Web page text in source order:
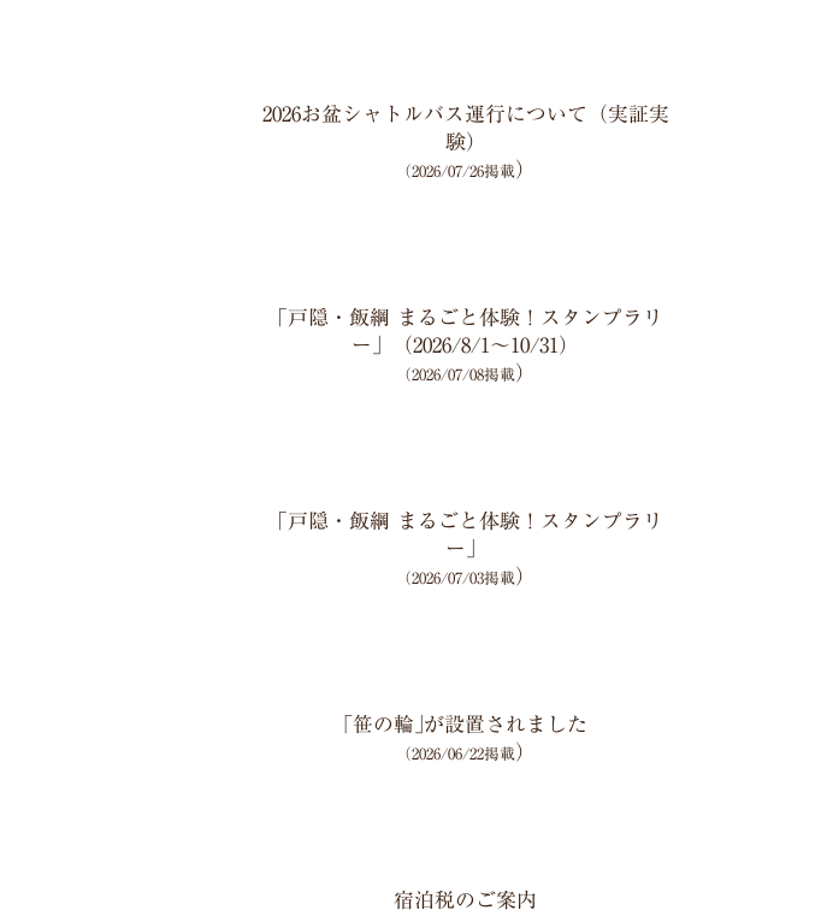
2026お盆シャトルバス運行について（実証実
験）
（2026/07/26掲載）
「戸隠・飯綱 まるごと体験！スタンプラリ
ー」（2026/8/1～10/31）
（2026/07/08掲載）
「戸隠・飯綱 まるごと体験！スタンプラリ
ー」
（2026/07/03掲載）
｢笹の輪｣が設置されました
（2026/06/22掲載）
宿泊税のご案内